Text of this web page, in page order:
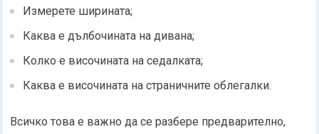
Измерете ширината;
Каква е дълбочината на дивана;
Колко е височината на седалката;
Каква е височината на страничните облегалки.
Всичко това е важно да се разбере предварително,